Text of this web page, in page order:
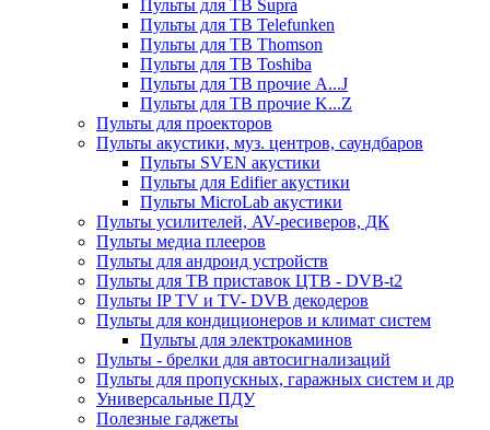
Пульты для ТВ Supra
Пульты для ТВ Telefunken
Пульты для ТВ Thomson
Пульты для ТВ Toshiba
Пульты для ТВ прочие A...J
Пульты для ТВ прочие K...Z
Пульты для проекторов
Пульты акустики, муз. центров, саундбаров
Пульты SVEN акустики
Пульты для Edifier акустики
Пульты MicroLab акустики
Пульты усилителей, AV-ресиверов, ДК
Пульты медиа плееров
Пульты для андроид устройств
Пульты для ТВ приставок ЦТВ - DVB-t2
Пульты IP TV и TV- DVB декодеров
Пульты для кондиционеров и климат систем
Пульты для электрокаминов
Пульты - брелки для автосигнализаций
Пульты для пропускных, гаражных систем и др
Универсальные ПДУ
Полезные гаджеты